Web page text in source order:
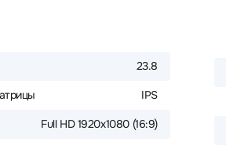
23.8
IPS
Full HD 1920x1080 (16:9)